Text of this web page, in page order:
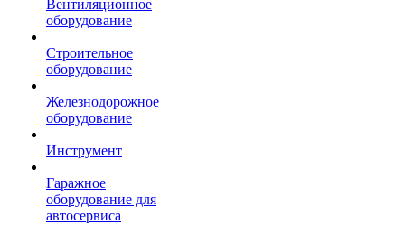
Вентиляционное
оборудование
Строительное
оборудование
Железнодорожное
оборудование
Инструмент
Гаражное
оборудование для
автосервиса